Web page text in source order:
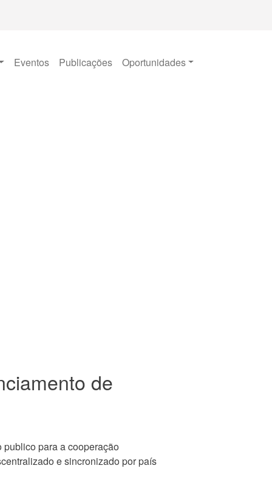
Eventos Publicações Oportunidades
de
para a cooperação
e sincronizado por país